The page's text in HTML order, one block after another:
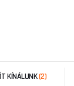
KÍNÁLUNK(2)